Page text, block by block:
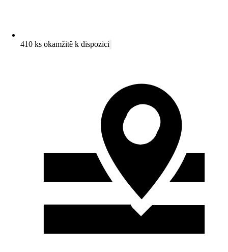
410 ks okamžitě k dispozici